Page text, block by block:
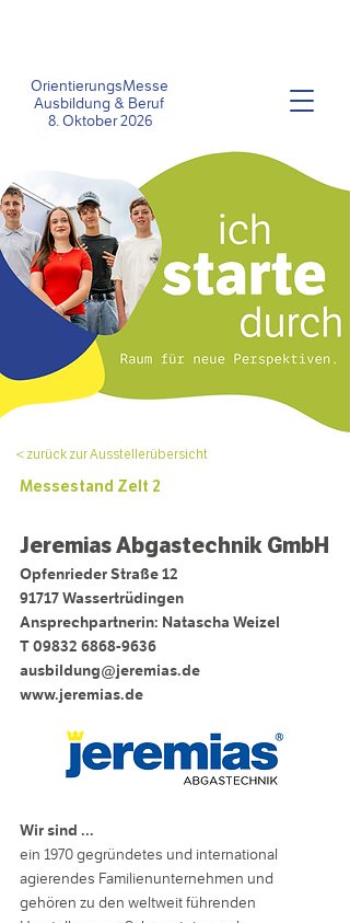
OrientierungsMesse
Ausbildung & Beruf
8. Oktober 2026
< zurück zur Ausstellerübersicht
Messestand Zelt 2
Jeremias Abgastechnik GmbH
Opfenrieder Straße 12
91717 Wassertrüdingen
Ansprechpartnerin: Natascha Weizel
T 09832 6868-9636
ausbildung@jeremias.de
www.jeremias.de
Wir sind ...
ein 1970 gegründetes und international
agierendes Familienunternehmen und
gehören zu den weltweit führenden